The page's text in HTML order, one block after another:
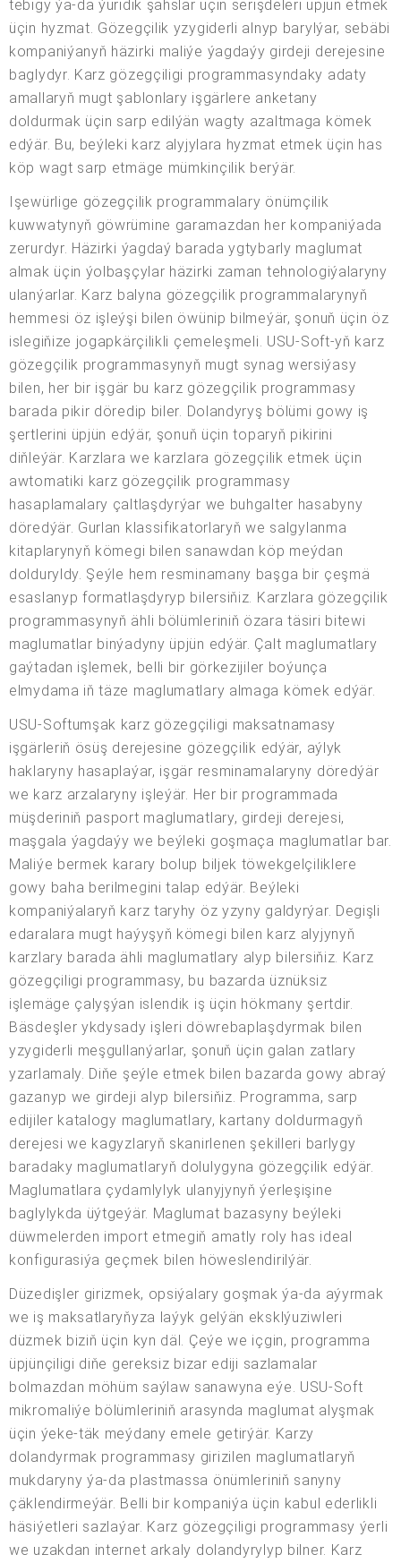
tebigy ýa-da ýuridik şahslar üçin serişdeleri üpjün etmek
üçin hyzmat. Gözegçilik yzygiderli alnyp barylýar, sebäbi
kompaniýanyň häzirki maliýe ýagdaýy girdeji derejesine
baglydyr. Karz gözegçiligi programmasyndaky adaty
amallaryň mugt şablonlary işgärlere anketany
doldurmak üçin sarp edilýän wagty azaltmaga kömek
edýär. Bu, beýleki karz alyjylara hyzmat etmek üçin has
köp wagt sarp etmäge mümkinçilik berýär.
Işewürlige gözegçilik programmalary önümçilik
kuwwatynyň göwrümine garamazdan her kompaniýada
zerurdyr. Häzirki ýagdaý barada ygtybarly maglumat
almak üçin ýolbaşçylar häzirki zaman tehnologiýalaryny
ulanýarlar. Karz balyna gözegçilik programmalarynyň
hemmesi öz işleýşi bilen öwünip bilmeýär, şonuň üçin öz
islegiňize jogapkärçilikli çemeleşmeli. USU-Soft-yň karz
gözegçilik programmasynyň mugt synag wersiýasy
bilen, her bir işgär bu karz gözegçilik programmasy
barada pikir döredip biler. Dolandyryş bölümi gowy iş
şertlerini üpjün edýär, şonuň üçin toparyň pikirini
diňleýär. Karzlara we karzlara gözegçilik etmek üçin
awtomatiki karz gözegçilik programmasy
hasaplamalary çaltlaşdyrýar we buhgalter hasabyny
döredýär. Gurlan klassifikatorlaryň we salgylanma
kitaplarynyň kömegi bilen sanawdan köp meýdan
dolduryldy. Şeýle hem resminamany başga bir çeşmä
esaslanyp formatlaşdyryp bilersiňiz. Karzlara gözegçilik
programmasynyň ähli bölümleriniň özara täsiri bitewi
maglumatlar binýadyny üpjün edýär. Çalt maglumatlary
gaýtadan işlemek, belli bir görkezijiler boýunça
elmydama iň täze maglumatlary almaga kömek edýär.
USU-Softumşak karz gözegçiligi maksatnamasy
işgärleriň ösüş derejesine gözegçilik edýär, aýlyk
haklaryny hasaplaýar, işgär resminamalaryny döredýär
we karz arzalaryny işleýär. Her bir programmada
müşderiniň pasport maglumatlary, girdeji derejesi,
maşgala ýagdaýy we beýleki goşmaça maglumatlar bar.
Maliýe bermek karary bolup biljek töwekgelçiliklere
gowy baha berilmegini talap edýär. Beýleki
kompaniýalaryň karz taryhy öz yzyny galdyrýar. Degişli
edaralara mugt haýyşyň kömegi bilen karz alyjynyň
karzlary barada ähli maglumatlary alyp bilersiňiz. Karz
gözegçiligi programmasy, bu bazarda üznüksiz
işlemäge çalyşýan islendik iş üçin hökmany şertdir.
Bäsdeşler ykdysady işleri döwrebaplaşdyrmak bilen
yzygiderli meşgullanýarlar, şonuň üçin galan zatlary
yzarlamaly. Diňe şeýle etmek bilen bazarda gowy abraý
gazanyp we girdeji alyp bilersiňiz. Programma, sarp
edijiler katalogy maglumatlary, kartany doldurmagyň
derejesi we kagyzlaryň skanirlenen şekilleri barlygy
baradaky maglumatlaryň dolulygyna gözegçilik edýär.
Maglumatlara çydamlylyk ulanyjynyň ýerleşişine
baglylykda üýtgeýär. Maglumat bazasyny beýleki
düwmelerden import etmegiň amatly roly has ideal
konfigurasiýa geçmek bilen höweslendirilýär.
Düzedişler girizmek, opsiýalary goşmak ýa-da aýyrmak
we iş maksatlaryňyza laýyk gelýän eksklýuziwleri
düzmek biziň üçin kyn däl. Çeýe we içgin, programma
üpjünçiligi diňe gereksiz bizar ediji sazlamalar
bolmazdan möhüm saýlaw sanawyna eýe. USU-Soft
mikromaliýe bölümleriniň arasynda maglumat alyşmak
üçin ýeke-täk meýdany emele getirýär. Karzy
dolandyrmak programmasy girizilen maglumatlaryň
mukdaryny ýa-da plastmassa önümleriniň sanyny
çäklendirmeýär. Belli bir kompaniýa üçin kabul ederlikli
häsiýetleri sazlaýar. Karz gözegçiligi programmasy ýerli
we uzakdan internet arkaly dolandyrylyp bilner. Karz